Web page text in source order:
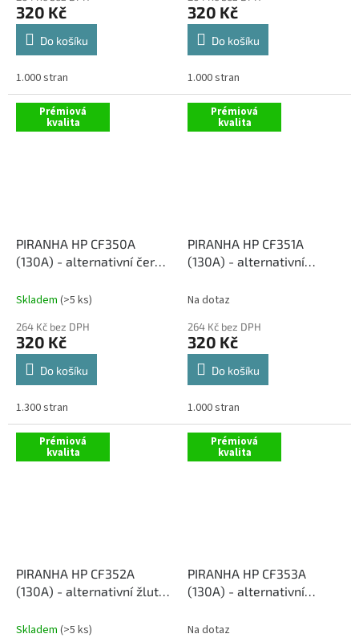
320 Kč
Do košíku
1.000 stran
320 Kč
Do košíku
1.000 stran
Prémiová
kvalita
PIRANHA HP CF350A
(130A) - alternativní černý
Skladem (>5 ks)
264 Kč bez DPH
320 Kč
Do košíku
1.300 stran
Prémiová
kvalita
PIRANHA HP CF351A
(130A) - alternativní
Na dotaz
264 Kč bez DPH
320 Kč
Do košíku
1.000 stran
Prémiová
kvalita
PIRANHA HP CF352A
(130A) - alternativní žlutý
Skladem (>5 ks)
Prémiová
kvalita
PIRANHA HP CF353A
(130A) - alternativní
Na dotaz